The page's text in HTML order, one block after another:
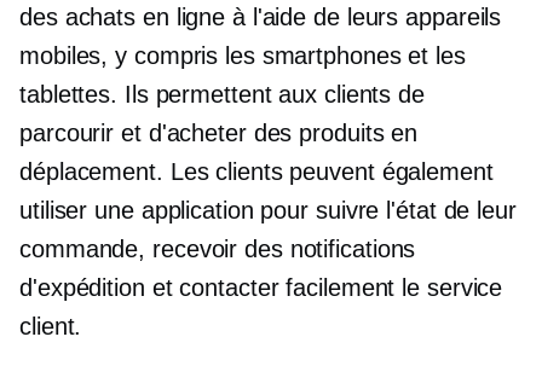
des achats en ligne à l'aide de leurs appareils
mobiles, y compris les smartphones et les
tablettes. Ils permettent aux clients de
parcourir et d'acheter des produits en
déplacement. Les clients peuvent également
utiliser une application pour suivre l'état de leur
commande, recevoir des notifications
d'expédition et contacter facilement le service
client.